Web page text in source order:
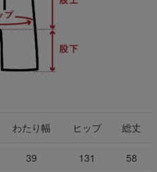
わたり幅 ヒップ 総丈
39 131 58